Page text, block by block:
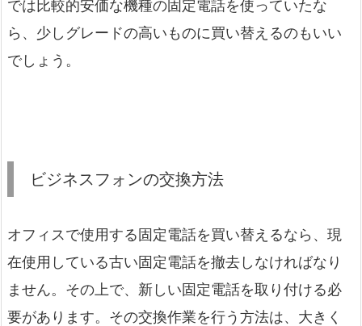
では比較的安価な機種の固定電話を使っていたな
ら、少しグレードの高いものに買い替えるのもいい
でしょう。
ビジネスフォンの交換方法
オフィスで使用する固定電話を買い替えるなら、現
在使用している古い固定電話を撤去しなければなり
ません。その上で、新しい固定電話を取り付ける必
要があります。その交換作業を行う方法は、大きく